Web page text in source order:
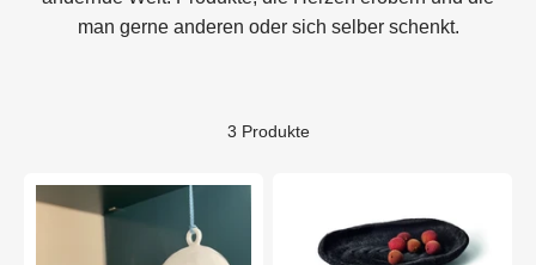
man gerne anderen oder sich selber schenkt.
3 Produkte